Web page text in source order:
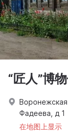
“匠人”博
Фадеева, д 1
在地图上显示